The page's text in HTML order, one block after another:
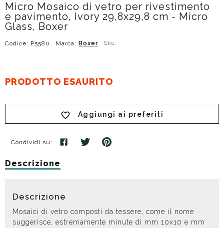
Micro Mosaico di vetro per rivestimento
e pavimento, Ivory 29,8x29,8 cm - Micro
Glass, Boxer
Codice: P5580 Marca: Boxer Sku:
PRODOTTO ESAURITO
Aggiungi ai preferiti
Condividi su:
Descrizione
Descrizione
Mosaici di vetro composti da tessere, come il nome
suggerisce, estremamente minute di mm 10x10 e mm